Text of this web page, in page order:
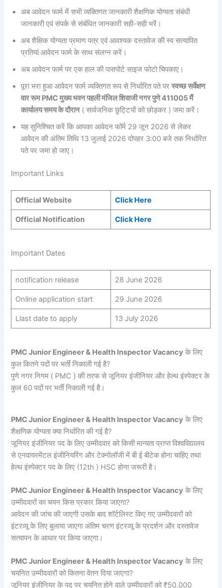
अब आवेदन फार्म में सभी व्यक्तिगत जानकारी शैक्षणिक योग्यता संबंधी
जानकारी एवं संपर्क से संबंधित जानकारी सही-सही भरें।
अब शैक्षिक योग्यता प्रमाण पत्र एवं आवश्यक दस्तावेज की स्व सत्यापित
प्रतियां आवेदन फार्म के साथ संलग्न करें।
अब आवेदन फार्म पर एक हाल की पासपोर्ट साइज फोटो चिपकाए।
पूरा भरा हुआ आवेदन फार्म व्यक्तिगत रूप से निर्धारित पते परस्वच्छ सर्वेक्षण
वार रूम PMC मुख्य भवन पहली मंजिल शिवाजी नगर पुणे 411005 मैं
कार्यालय समय के दौरान( सार्वजनिक छुट्टियों को छोड़कर ) जमा करें।
यह सुनिश्चित करें कि आपका आवेदन फॉर्म 29 जून 2026 से लेकर
आवेदन की अंतिम तिथि 13 जुलाई 2026 दोपहर 3:00 बजे तक निर्धारित
पते पर जमा हो जाए।
Important Links
Official Website Click Here
Official Notification Click Here
Important Dates
notification release 28 June 2026
Online application start 29 June 2026
Llast date to apply 13 July 2026
PMC Junior Engineer & Health Inspector Vacancy के लिए
कुल कितने पदों पर भर्ती निकाली गई है?
पुणे नगर निगम ( PMC ) की तरफ से जूनियर इंजीनियर और हेल्थ इंस्पेक्टर के
कुल 60 पदों पर भर्ती निकाली गई है।
PMC Junior Engineer & Health Inspector Vacancy के लिए
शैक्षणिक योग्यता क्या निर्धारित की गई है?
जूनियर इंजीनियर पद के लिए उम्मीदवार को किसी मान्यता प्राप्त विश्वविद्यालय
से एनवायरमेंटल इंजीनियरिंग और टेक्नोलॉजी में बी ई बीटेक होना चाहिए तथा
हेल्थ इंस्पेक्टर पद के लिए (12th ) HSC होना जरूरी है।
PMC Junior Engineer & Health Inspector Vacancy के लिए
उम्मीदवारों का चयन किस प्रकार किया जाएगा?
आवेदन की जांच की जाएगी उसके बाद शॉर्टलिस्ट किए गए उम्मीदवारों को
इंटरव्यू के लिए बुलाया जाएगा अंतिम चरण इंटरव्यू के प्रदर्शन और दस्तावेज
सत्यापन के आधार पर किया जाएगा।
PMC Junior Engineer & Health Inspector Vacancy के लिए
चयनित उम्मीदवारों को कितना वेतन दिया जाएगा?
जूनियर इंजीनियर के पद पर चयनित होने वाले उम्मीदवारों को ₹50,000